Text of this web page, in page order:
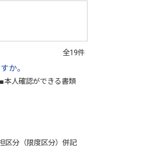
全19件
か。
本人確認ができる書類
区分（限度区分）併記